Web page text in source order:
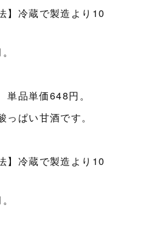
】冷蔵で製造より10
品単価648円。
ぱい甘酒です。
】冷蔵で製造より10